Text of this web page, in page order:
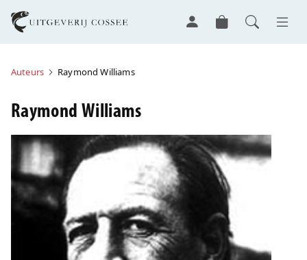
Auteurs Raymond Williams
Raymond Williams